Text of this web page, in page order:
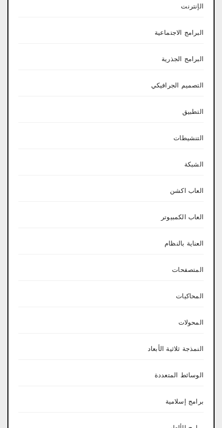
الإنترنت
البرامج الاجتماعية
البرامج الجذرية
التصميم الجرافيكي
التطبيق
التنشيطات
الشبكة
العاب اكشن
العاب الكمبيوتر
العناية بالنظام
المتصفحات
المحاكيات
المحولات
النمذجة ثلاثية الأبعاد
الوسائط المتعددة
برامج إسلامية